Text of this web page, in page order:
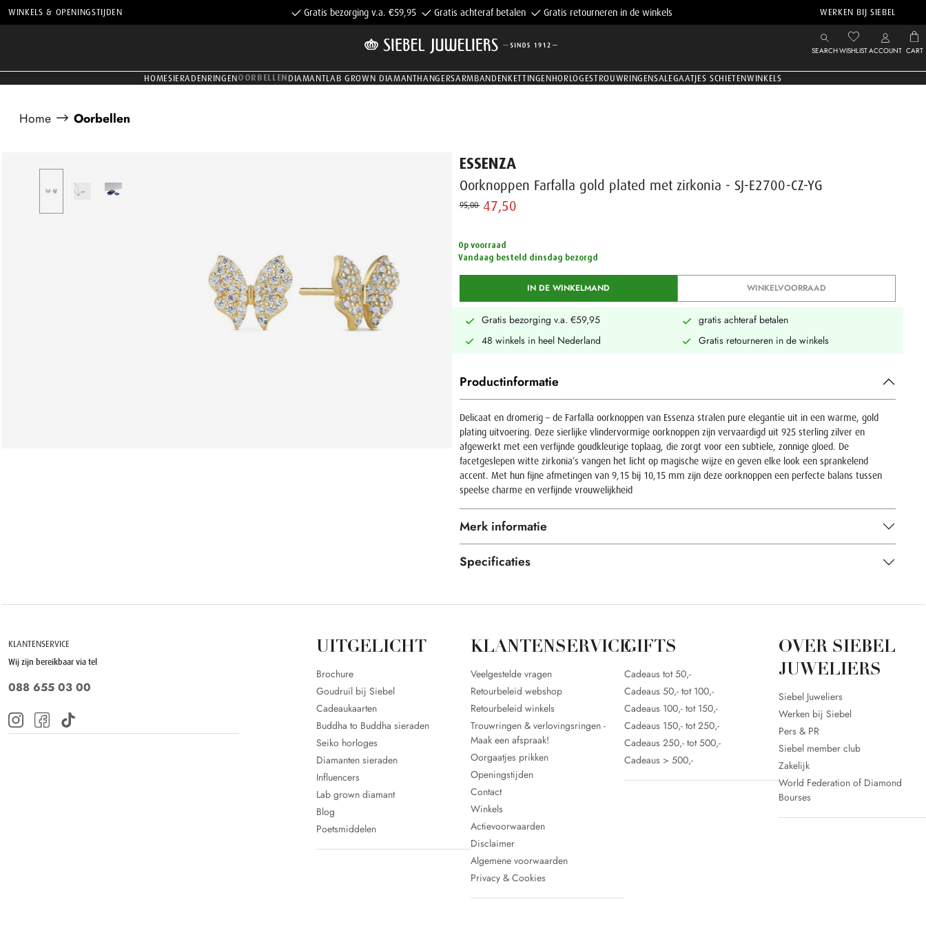
WINKELS & OPENINGSTIJDEN Gratis bezorging v.a. €59,95 Gratis achteraf betalen Gratis retourneren in de winkels WERKEN BIJ SIEBEL
SEARCHWISHLISTACCOUNT CART
HOMESIERADENRINGENOORBELLEN DIAMANTLAB GROWN DIAMANTHANGERSARMBANDENKETTINGENHORLOGESTROUWRINGENSALEGAATJES SCHIETENWINKELS
Home Oorbellen
ESSENZA
Oorknoppen Farfalla gold plated met zirkonia - SJ-E2700-CZ-YG
95,00 ‌ 47,50 ‌
Op voorraad
Vandaag besteld dinsdag bezorgd
IN DE WINKELMAND WINKELVOORRAAD
Gratis bezorging v.a. €59,95
gratis achteraf betalen
48 winkels in heel Nederland
Gratis retourneren in de winkels
Productinformatie
Delicaat en dromerig – de Farfalla oorknoppen van Essenza stralen pure elegantie uit in een warme, gold
plating uitvoering. Deze sierlijke vlindervormige oorknoppen zijn vervaardigd uit 925 sterling zilver en
afgewerkt met een verfijnde goudkleurige toplaag, die zorgt voor een subtiele, zonnige gloed. De
facetgeslepen witte zirkonia’s vangen het licht op magische wijze en geven elke look een sprankelend
accent. Met hun fijne afmetingen van 9,15 bij 10,15 mm zijn deze oorknoppen een perfecte balans tussen
speelse charme en verfijnde vrouwelijkheid
Merk informatie
Specificaties
KLANTENSERVICE
Wij zijn bereikbaar via tel
088 655 03 00
UITGELICHT
Brochure
Goudruil bij Siebel
Cadeaukaarten
Buddha to Buddha sieraden
Seiko horloges
Diamanten sieraden
Influencers
Lab grown diamant
Blog
Poetsmiddelen
KLANTENSERVICE
Veelgestelde vragen
Retourbeleid webshop
Retourbeleid winkels
Trouwringen & verlovingsringen -
Maak een afspraak!
Oorgaatjes prikken
Openingstijden
Contact
Winkels
Actievoorwaarden
Disclaimer
Algemene voorwaarden
Privacy & Cookies
GIFTS
Cadeaus tot 50,-
Cadeaus 50,- tot 100,-
Cadeaus 100,- tot 150,-
Cadeaus 150,- tot 250,-
Cadeaus 250,- tot 500,-
Cadeaus > 500,-
OVER SIEBEL
JUWELIERS
Siebel Juweliers
Werken bij Siebel
Pers & PR
Siebel member club
Zakelijk
World Federation of Diamond
Bourses